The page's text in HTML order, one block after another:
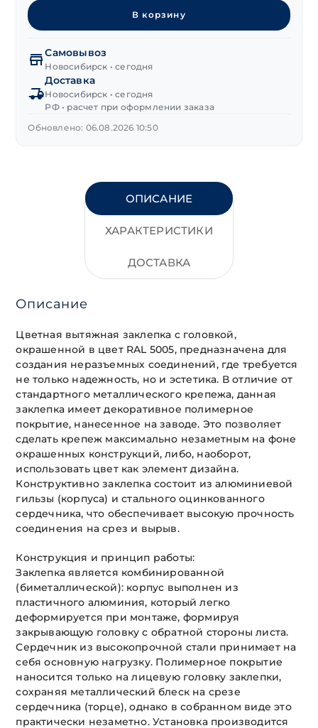
Заклепка
вытяж.
ст
RAL5005(синий)
3,2х8 мм
В корзину
Самовывоз
Новосибирск • сегодня
Доставка
Новосибирск • сегодня
РФ • расчет при оформлении заказа
Обновлено: 06.08.2026 10:50
ОПИСАНИЕ
ХАРАКТЕРИСТИКИ
ДОСТАВКА
Описание
Цветная вытяжная заклепка с головкой,
окрашенной в цвет RAL 5005, предназначена для
создания неразъемных соединений, где требуется
не только надежность, но и эстетика. В отличие от
стандартного металлического крепежа, данная
заклепка имеет декоративное полимерное
покрытие, нанесенное на заводе. Это позволяет
сделать крепеж максимально незаметным на фоне
окрашенных конструкций, либо, наоборот,
использовать цвет как элемент дизайна.
Конструктивно заклепка состоит из алюминиевой
гильзы (корпуса) и стального оцинкованного
сердечника, что обеспечивает высокую прочность
соединения на срез и вырыв.
Конструкция и принцип работы:
Заклепка является комбинированной
(биметаллической): корпус выполнен из
пластичного алюминия, который легко
деформируется при монтаже, формируя
закрывающую головку с обратной стороны листа.
Сердечник из высокопрочной стали принимает на
себя основную нагрузку. Полимерное покрытие
наносится только на лицевую головку заклепки,
сохраняя металлический блеск на срезе
сердечника (торце), однако в собранном виде это
практически незаметно. Установка производится